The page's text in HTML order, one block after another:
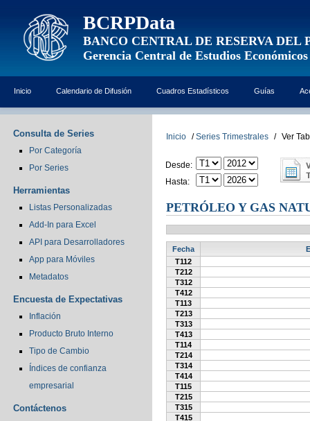
BCRPData
BANCO CENTRAL DE RESERVA DEL
Gerencia Central de Estudios Económicos
Inicio Calendario de Difusión Cuadros Estadísticos Guías
Consulta de Series
Por Categoría
Por Series
Herramientas
Listas Personalizadas
Add-In para Excel
API para Desarrolladores
App para Móviles
Metadatos
Encuesta de Expectativas
Inflación
Producto Bruto Interno
Tipo de Cambio
Índices de confianza
empresarial
Contáctenos
Inicio / Series Trimestrales / Ver
Desde:
Hasta:
PETRÓLEO Y GAS
Fecha
T112
T212
T312
T412
T113
T213
T313
T413
T114
T214
T314
T414
T115
T215
T315
T415